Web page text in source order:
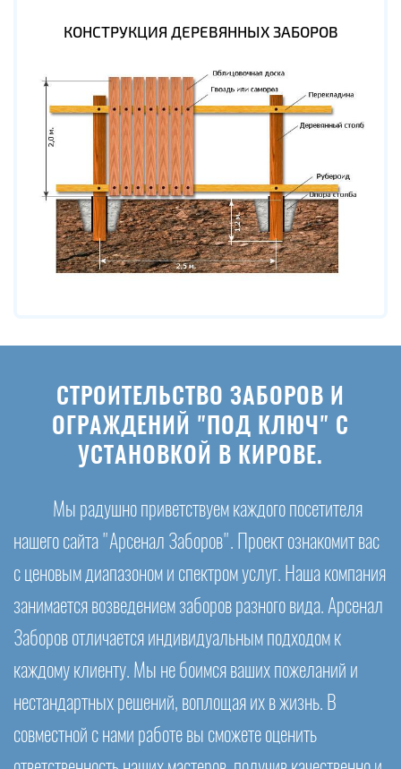
КОНСТРУКЦИЯ ДЕРЕВЯННЫХ ЗАБОРОВ
СТРОИТЕЛЬСТВО ЗАБОРОВ И
ОГРАЖДЕНИЙ "ПОД КЛЮЧ" С
УСТАНОВКОЙ В КИРОВЕ.
Мы радушно приветствуем каждого посетителя
нашего сайта "Арсенал Заборов". Проект ознакомит вас
с ценовым диапазоном и спектром услуг. Наша компания
занимается возведением заборов разного вида. Арсенал
Заборов отличается индивидуальным подходом к
каждому клиенту. Мы не боимся ваших пожеланий и
нестандартных решений, воплощая их в жизнь. В
совместной с нами работе вы сможете оценить